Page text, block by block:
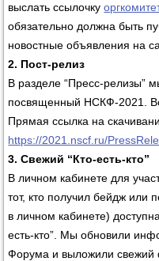
выслать ссылочку
обязательно должна быть
новостные объявления на
2. Пост-релиз
В разделе “Пресс-релизы”
посвященный НСКФ-2021.
Прямая ссылка на
https://2021.nscf.ru/
3. Свежий “Кто-есть-кто”
В личном кабинете для
тот, кто получил бейдж или
в личном кабинете)
есть-кто”. Мы обновили
Форума и выложили свежий